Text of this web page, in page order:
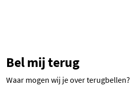
Bel mij terug
Waar mogen wij je over terugbellen?